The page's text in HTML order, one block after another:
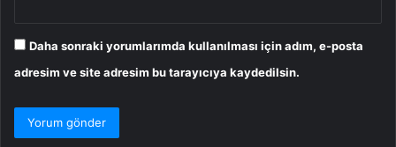
Daha sonraki yorumlarımda kullanılması için adım, e-posta
adresim ve site adresim bu tarayıcıya kaydedilsin.